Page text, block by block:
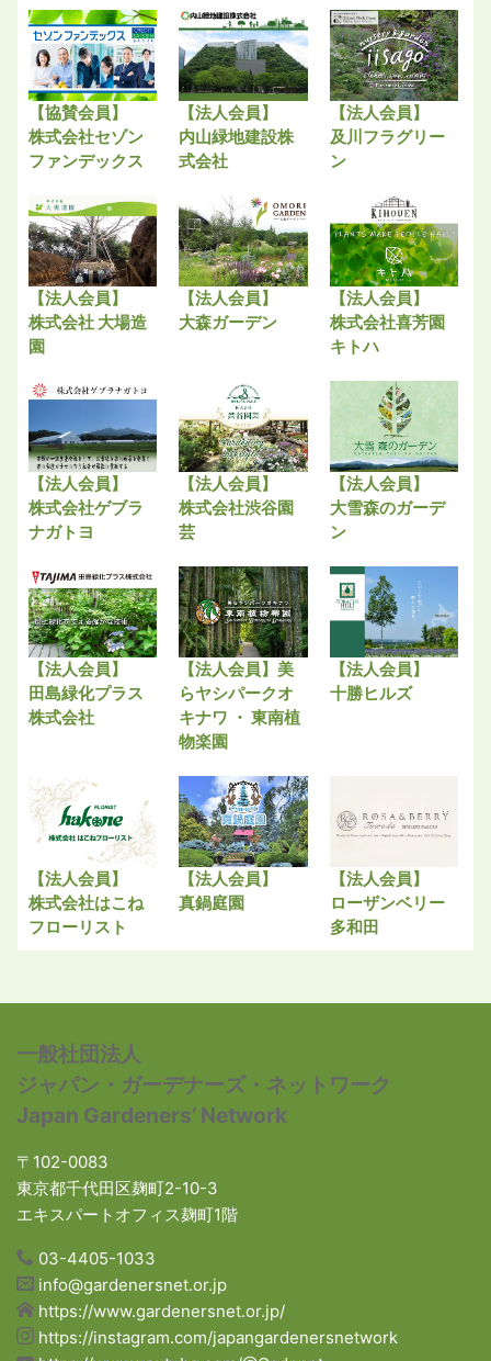
【協賛会員】
株式会社セゾン
ファンデックス
【法人会員】
内山緑地建設株
式会社
【法人会員】
及川フラグリー
ン
【法人会員】
株式会社 大場造
園
【法人会員】
大森ガーデン
【法人会員】
株式会社喜芳園
キトハ
【法人会員】
株式会社ゲブラ
ナガトヨ
【法人会員】
株式会社渋谷園
芸
【法人会員】
大雪森のガーデ
ン
【法人会員】
田島緑化プラス
株式会社
【法人会員】美
らヤシパークオ
キナワ ・ 東南植
物楽園
【法人会員】
十勝ヒルズ
【法人会員】
株式会社はこね
フローリスト
【法人会員】
真鍋庭園
【法人会員】
ローザンベリー
多和田
一般社団法人
ジャパン・ガーデナーズ・ネットワーク
Japan Gardeners’ Network
〒102-0083
東京都千代田区麹町2-10-3
エキスパートオフィス麹町1階
03-4405-1033
info@gardenersnet.or.jp
https://www.gardenersnet.or.jp/
https://instagram.com/japangardenersnetwork